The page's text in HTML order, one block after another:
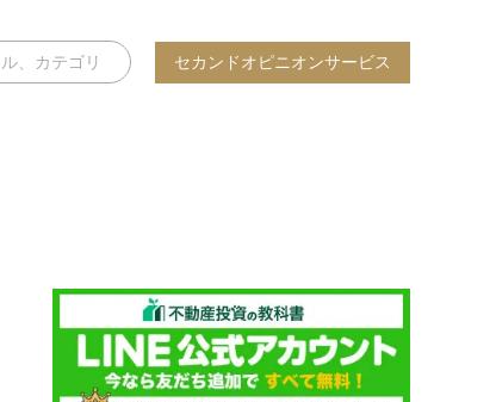
セカンドオピニオンサービス